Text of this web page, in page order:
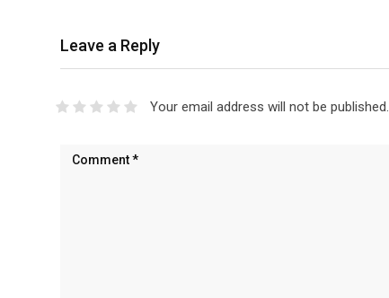
Leave a Reply
Your email address will not be published.